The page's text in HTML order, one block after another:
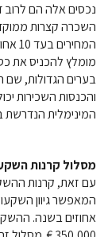
נכסים אלה הם לרוב
השכרה קצרות
מומלץ להכניס את
והכנסות השכירות
המינימלית הנדרשת בנכס
מסלול קרנות
עם זאת, קרנות
המאפשר גיוון
אחוזים בשנה.